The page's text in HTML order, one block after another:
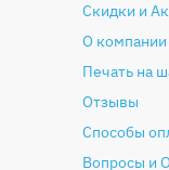
Скидки и
О компании
Печать на
Отзывы
Способы
Вопросы и